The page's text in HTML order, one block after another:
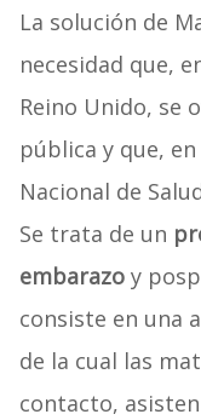
La solución de
necesidad que,
Reino Unido, se
pública y que,
Nacional de
Se trata de un
embarazo y
consiste en una
de la cual las
contacto,